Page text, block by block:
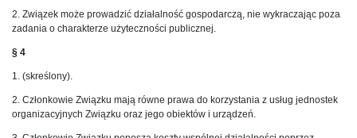
2. Związek może prowadzić działalność gospodarczą, nie wykraczając poza
zadania o charakterze użyteczności publicznej.
§ 4
1. (skreślony).
2. Członkowie Związku mają równe prawa do korzystania z usług jednostek
organizacyjnych Związku oraz jego obiektów i urządzeń.